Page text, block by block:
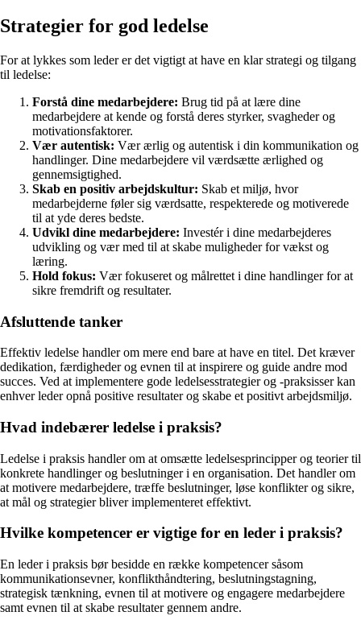
Strategier for god ledelse
For at lykkes som leder er det vigtigt at have en klar strategi og tilgang
til ledelse:
Forstå dine medarbejdere: Brug tid på at lære dine
medarbejdere at kende og forstå deres styrker, svagheder og
motivationsfaktorer.
Vær autentisk: Vær ærlig og autentisk i din kommunikation og
handlinger. Dine medarbejdere vil værdsætte ærlighed og
gennemsigtighed.
Skab en positiv arbejdskultur: Skab et miljø, hvor
medarbejderne føler sig værdsatte, respekterede og motiverede
til at yde deres bedste.
Udvikl dine medarbejdere: Investér i dine medarbejderes
udvikling og vær med til at skabe muligheder for vækst og
læring.
Hold fokus: Vær fokuseret og målrettet i dine handlinger for at
sikre fremdrift og resultater.
Afsluttende tanker
Effektiv ledelse handler om mere end bare at have en titel. Det kræver
dedikation, færdigheder og evnen til at inspirere og guide andre mod
succes. Ved at implementere gode ledelsesstrategier og -praksisser kan
enhver leder opnå positive resultater og skabe et positivt arbejdsmiljø.
Hvad indebærer ledelse i praksis?
Ledelse i praksis handler om at omsætte ledelsesprincipper og teorier til
konkrete handlinger og beslutninger i en organisation. Det handler om
at motivere medarbejdere, træffe beslutninger, løse konflikter og sikre,
at mål og strategier bliver implementeret effektivt.
Hvilke kompetencer er vigtige for en leder i praksis?
En leder i praksis bør besidde en række kompetencer såsom
kommunikationsevner, konflikthåndtering, beslutningstagning,
strategisk tænkning, evnen til at motivere og engagere medarbejdere
samt evnen til at skabe resultater gennem andre.